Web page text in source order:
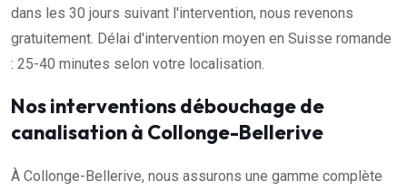
dans les 30 jours suivant l'intervention, nous revenons
gratuitement. Délai d'intervention moyen en Suisse romande
: 25-40 minutes selon votre localisation.
Nos interventions débouchage de
canalisation à Collonge-Bellerive
À Collonge-Bellerive, nous assurons une gamme complète